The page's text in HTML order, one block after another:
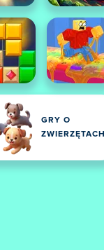
GRY O
ZWIERZĘTACH